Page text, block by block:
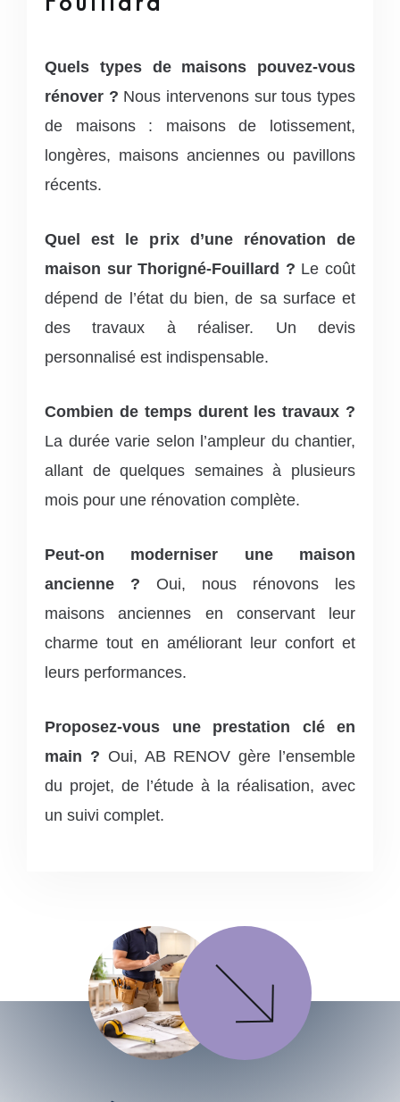
Quels types de maisons pouvez-vous
rénover ? Nous intervenons sur tous types
de maisons : maisons de lotissement,
longères, maisons anciennes ou pavillons
récents.
Quel est le prix d’une rénovation de
maison sur Thorigné-Fouillard ? Le coût
dépend de l’état du bien, de sa surface et
des travaux à réaliser. Un devis
personnalisé est indispensable.
Combien de temps durent les travaux ?
La durée varie selon l’ampleur du chantier,
allant de quelques semaines à plusieurs
mois pour une rénovation complète.
Peut-on moderniser une maison
ancienne ? Oui, nous rénovons les
maisons anciennes en conservant leur
charme tout en améliorant leur confort et
leurs performances.
Proposez-vous une prestation clé en
main ? Oui, AB RENOV gère l’ensemble
du projet, de l’étude à la réalisation, avec
un suivi complet.